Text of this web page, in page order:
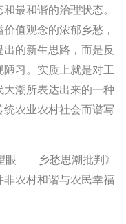
最和谐的治理状态。
值观念的浓郁乡愁，
的新生思路，而是反
习。实质上就是对工
潮所表达出来的一种
农业农村社会而谱写
眼——乡愁思潮批判》
农村和谐与农民幸福